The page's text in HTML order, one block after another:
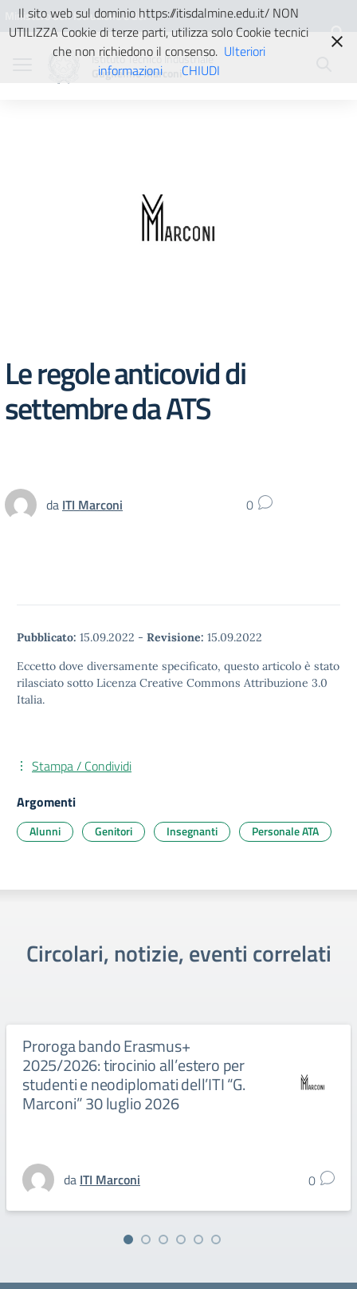
Vai ai contenuti
Vai al menu di navigazione
Vai al footer
Ministero dell'Istruzione e del
Istituto Tecnico Industriale
Guglielmo Marconi
Le regole anticovid di
settembre da ATS
da ITI Marconi 0
Pubblicato: 15.09.2022 - Revisione: 15.09.2022
Eccetto dove diversamente specificato, questo articolo è stato
rilasciato sotto Licenza Creative Commons Attribuzione 3.0
Italia.
Stampa / Condividi
Argomenti
Alunni Genitori Insegnanti Personale ATA
Circolari, notizie, eventi correlati
Proroga bando Erasmus+
2025/2026: tirocinio all’estero per
studenti e neodiplomati dell’ITI “G.
Marconi” 30 luglio 2026
da ITI Marconi 0
Il sito web sul dominio https://itisdalmine.edu.it/ NON
UTILIZZA Cookie di terze parti, utilizza solo Cookie tecnici
che non richiedono il consenso. Ulteriori
informazioni
CHIUDI